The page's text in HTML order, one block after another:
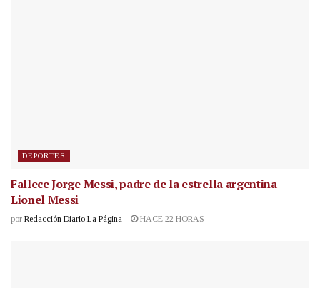
DEPORTES
Fallece Jorge Messi, padre de la estrella argentina
Lionel Messi
por Redacción Diario La Página HACE 22 HORAS